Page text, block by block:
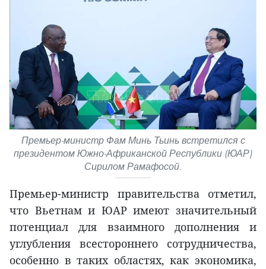
Премьер-министр Фам Минь Тьинь встретился с
президентом Южно-Африканской Республики (ЮАР)
Сирилом Рамафосой.
Премьер-министр правительства отметил,
что Вьетнам и ЮАР имеют значительный
потенциал для взаимного дополнения и
углубления всестороннего сотрудничества,
особенно в таких областях, как экономика,